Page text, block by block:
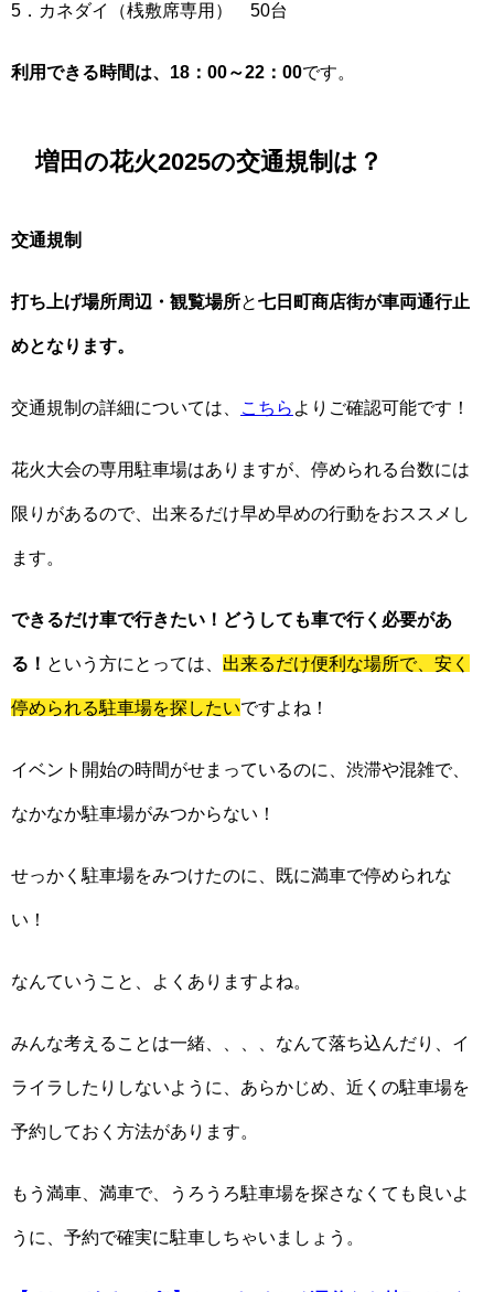
5．カネダイ（桟敷席専用） 50台
利用できる時間は、18：00～22：00です。
増田の花火2025の交通規制は？
交通規制
打ち上げ場所周辺・観覧場所と七日町商店街が車両通行止
めとなります。
交通規制の詳細については、 こちら よりご確認可能です！
花火大会の専用駐車場はありますが、停められる台数には
限りがあるので、出来るだけ早め早めの行動をおススメし
ます。
できるだけ車で行きたい！どうしても車で行く必要があ
る！ という方にとっては、 出来るだけ便利な場所で、安く
停められる駐車場を探したいですよね！
イベント開始の時間がせまっているのに、渋滞や混雑で、
なかなか駐車場がみつからない！
せっかく駐車場をみつけたのに、既に満車で停められな
い！
なんていうこと、よくありますよね。
みんな考えることは一緒、、、、なんて落ち込んだり、イ
ライラしたりしないように、あらかじめ、近くの駐車場を
予約しておく方法があります。
もう満車、満車で、うろうろ駐車場を探さなくても良いよ
うに、予約で確実に駐車しちゃいましょう。